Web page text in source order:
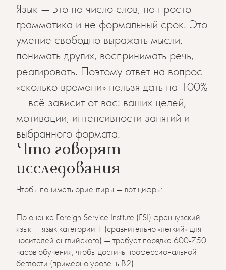
Язык — это не число слов, не просто
грамматика и не формальный срок. Это
умение свободно выражать мысли,
понимать других, воспринимать речь,
реагировать. Поэтому ответ на вопрос
«сколько времени» нельзя дать на 100%
— всё зависит от вас: ваших целей,
мотивации, интенсивности занятий и
выбранного формата.
Что говорят
исследования
Чтобы понимать ориентиры — вот цифры:
По оценке Foreign Service Institute (FSI) французский
язык — язык категории 1 (сравнительно «легкий» для
носителей английского) — требует порядка 600-750
часов обучения, чтобы достичь профессиональной
беглости (примерно уровень B2).